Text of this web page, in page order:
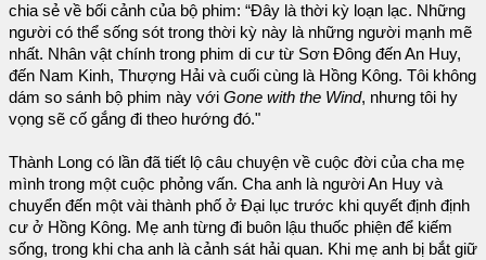
chia sẻ về bối cảnh của bộ phim: “Đây là thời kỳ loạn lạc. Những
người có thể sống sót trong thời kỳ này là những người mạnh mẽ
nhất. Nhân vật chính trong phim di cư từ Sơn Đông đến An Huy,
đến Nam Kinh, Thượng Hải và cuối cùng là Hồng Kông. Tôi không
dám so sánh bộ phim này với Gone with the Wind, nhưng tôi hy
vọng sẽ cố gắng đi theo hướng đó."
Thành Long có lần đã tiết lộ câu chuyện về cuộc đời của cha mẹ
mình trong một cuộc phỏng vấn. Cha anh là người An Huy và
chuyển đến một vài thành phố ở Đại lục trước khi quyết định định
cư ở Hồng Kông. Mẹ anh từng đi buôn lậu thuốc phiện để kiếm
sống, trong khi cha anh là cảnh sát hải quan. Khi mẹ anh bị bắt giữ